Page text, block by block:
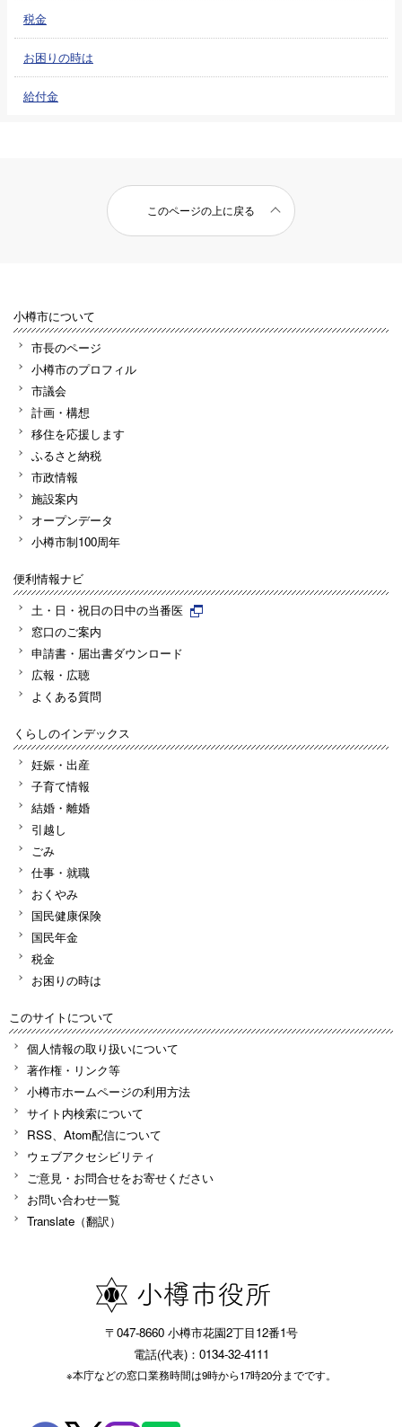
税金
お困りの時は
給付金
このページの上に戻る
小樽市について
市長のページ
小樽市のプロフィル
市議会
計画・構想
移住を応援します
ふるさと納税
市政情報
施設案内
オープンデータ
小樽市制100周年
便利情報ナビ
土・日・祝日の日中の当番医
窓口のご案内
申請書・届出書ダウンロード
広報・広聴
よくある質問
くらしのインデックス
妊娠・出産
子育て情報
結婚・離婚
引越し
ごみ
仕事・就職
おくやみ
国民健康保険
国民年金
税金
お困りの時は
このサイトについて
個人情報の取り扱いについて
著作権・リンク等
小樽市ホームページの利用方法
サイト内検索について
RSS、Atom配信について
ウェブアクセシビリティ
ご意見・お問合せをお寄せください
お問い合わせ一覧
Translate（翻訳）
〒047-8660 小樽市花園2丁目12番1号
電話(代表)：0134-32-4111
※本庁などの窓口業務時間は9時から17時20分までです。